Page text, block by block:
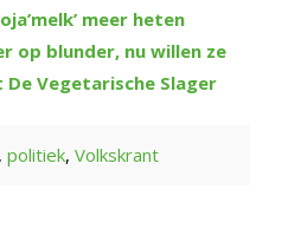
meer heten
op blunder, nu willen ze
Vegetarische Slager
,politiek,Volkskrant